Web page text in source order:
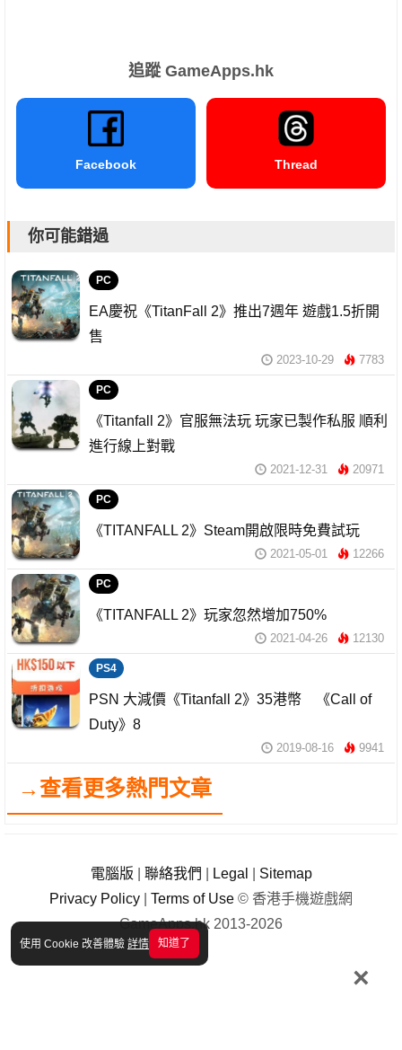
使用 Cookie 改善體驗 詳情 知道了
×
追蹤 GameApps.hk
Facebook Thread
你可能錯過
PC
EA慶祝《TitanFall 2》推出7週年 遊戲1.5折開
售
2023-10-29 7783
PC
《Titanfall 2》官服無法玩 玩家已製作私服 順利
進行線上對戰
2021-12-31 20971
PC
《TITANFALL 2》Steam開啟限時免費試玩
2021-05-01 12266
PC
《TITANFALL 2》玩家忽然增加750%
2021-04-26 12130
PS4
PSN 大減價《Titanfall 2》35港幣 《Call of
Duty》8
2019-08-16 9941
→查看更多熱門文章
電腦版 聯絡我們 Legal
Sitemap
Privacy Policy
Terms of Use © 香港手機遊戲網
GameApps.hk 2013-2026